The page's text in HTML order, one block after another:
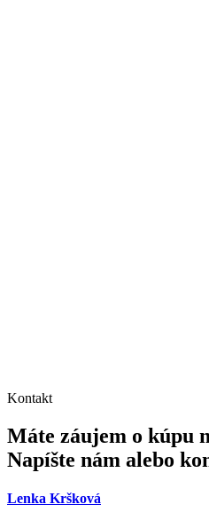
Kontakt
Máte záujem o kúpu
Napíšte nám alebo
Lenka Kršková